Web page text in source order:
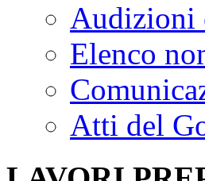
Audizioni
Elenco
Atti del